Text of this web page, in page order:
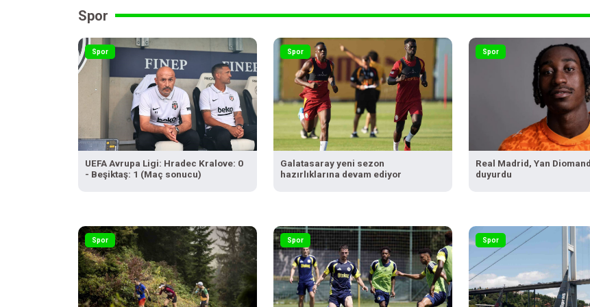
Spor
Spor
UEFA Avrupa Ligi: Hradec Kralove: 0
- Beşiktaş: 1 (Maç sonucu)
Spor
Galatasaray yeni sezon
hazırlıklarına devam ediyor
Spor
Real Madrid, Yan
duyurdu
Spor Spor Spor